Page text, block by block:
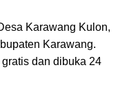
Karawang Kulon,
Karawang.
dan dibuka 24